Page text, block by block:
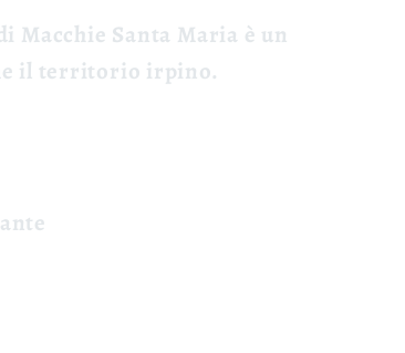
Macchie Santa Maria è un
il territorio irpino.